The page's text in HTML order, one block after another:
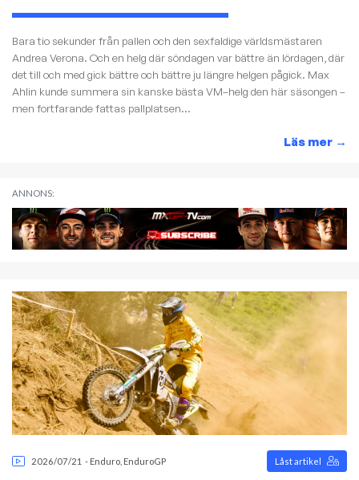
Bara tio sekunder från pallen och den sexfaldige världsmästaren
Andrea Verona. Och en helg där söndagen var bättre än lördagen, där
det till och med gick bättre och bättre ju längre helgen pågick. Max
Ahlin kunde summera sin kanske bästa VM–helg den här säsongen –
men fortfarande fattas pallplatsen...
Läs mer →
ANNONS:
2026/07/21 - Enduro EnduroGP Låst artikel